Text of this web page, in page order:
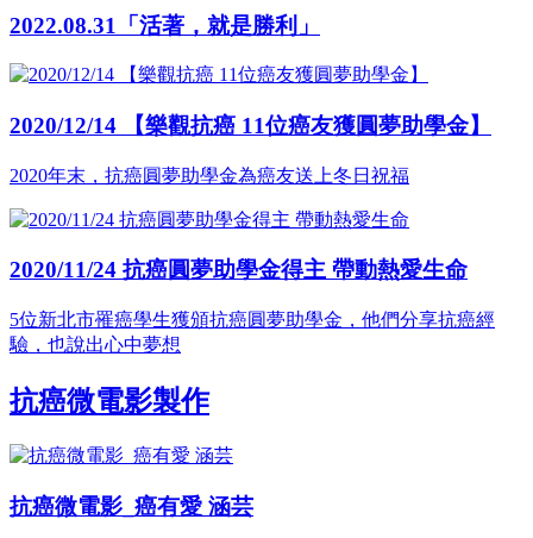
2022.08.31「活著，就是勝利」
2020/12/14 【樂觀抗癌 11位癌友獲圓夢助學金】
2020年末，抗癌圓夢助學金為癌友送上冬日祝福
2020/11/24 抗癌圓夢助學金得主 帶動熱愛生命
5位新北市罹癌學生獲頒抗癌圓夢助學金，他們分享抗癌經
驗，也說出心中夢想
抗癌微電影製作
抗癌微電影_癌有愛 涵芸